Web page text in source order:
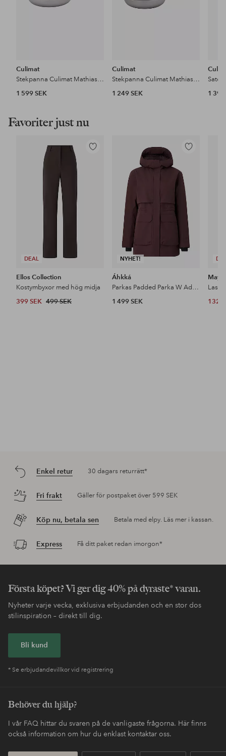
Culimat
Stekpanna Culimat Mathias Dahlgren, 28 cm 5-Ply
1 599 SEK
Culimat
Stekpanna Culimat Mathias Dahlgren 20 cm 5-Ply
1 249 SEK
1 399
Favoriter just nu
DEAL
Lägg
Ellos Collection
Kostymbyxor med hög midja
399 SEK 499 SEK
NYHET!
Lägg
favoriter
Áhkká
Parkas Padded Parka W Adjustable Waist
1 499 SEK
132
Enkel retur 30 dagars returrätt*
Fri frakt Gäller för postpaket över 599 SEK
Köp nu, betala sen Betala med elpy. Läs mer i kassan.
Express Få ditt paket redan imorgon*
Första köpet? Vi ger dig 40% på dyraste* varan.
Nyheter varje vecka, exklusiva erbjudanden och en stor dos
stilinspiration – direkt till dig.
Bli kund
* Se erbjudandevillkor vid registrering
Behöver du hjälp?
I vår FAQ hittar du svaren på de vanligaste frågorna. Här finns
också information om hur du enklast kontaktar oss.